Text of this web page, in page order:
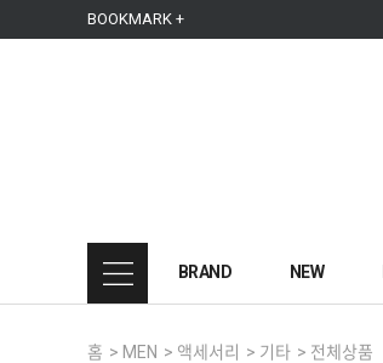
본문 바로가기
주메뉴 바로가기
사이드메뉴 바로가기
BOOKMARK +
BRAND NEW
홈 > MEN > 액세서리 > 기타 > 전체상품